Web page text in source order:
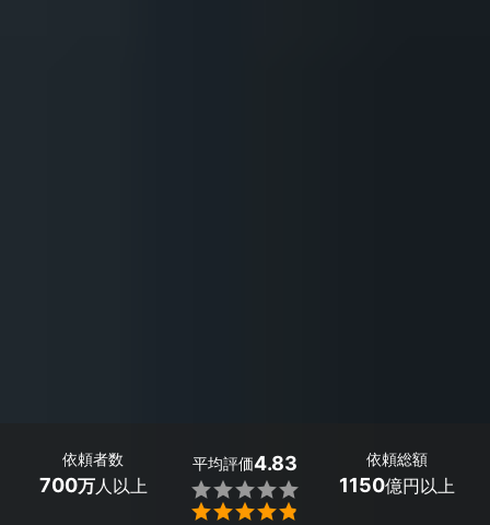
依頼者数
700万人以上
平均評価4.83


依頼総額
1150億円以上